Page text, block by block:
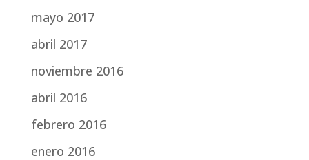
mayo 2017
abril 2017
noviembre 2016
abril 2016
febrero 2016
enero 2016